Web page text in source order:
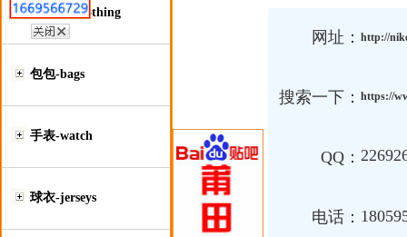
服装类-Clothing
包包-bags
手表-watch
球衣-jerseys
网址： http://
搜索一下： https://
QQ：
电话：